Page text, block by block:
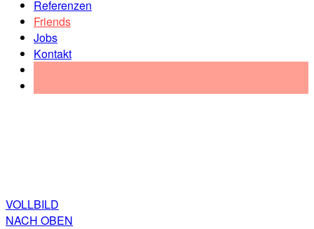
Referenzen
Friends
Jobs
Kontakt
VOLLBILD
NACH OBEN